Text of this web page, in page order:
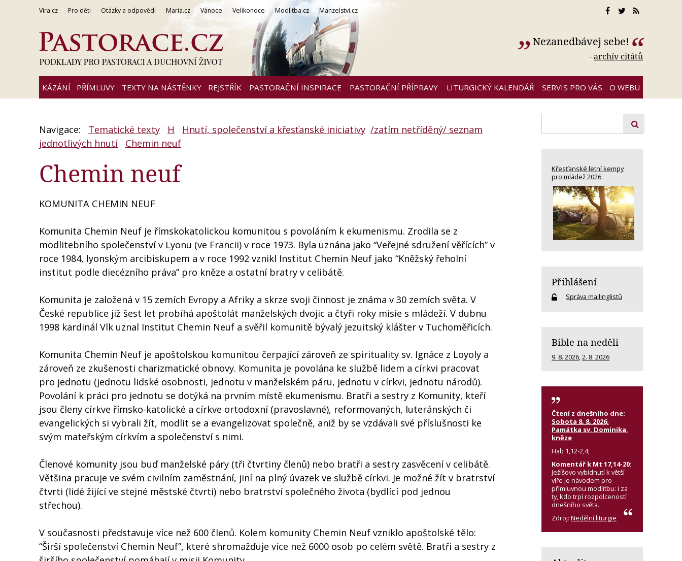
Vira.cz Pro děti Otázky a odpovědi Maria.cz Vánoce Velikonoce Modlitba.cz Manzelstvi.cz
Nezanedbávej sebe!
-archív citátů
KÁZÁNÍ PŘÍMLUVY TEXTY NA NÁSTĚNKY REJSTŘÍK PASTORAČNÍ INSPIRACE PASTORAČNÍ PŘÍPRAVY LITURGICKÝ KALENDÁŘ SERVIS PRO VÁS O WEBU
Navigace: Tematické texty H Hnutí, společenství a křesťanské iniciativy /zatím netříděný/ seznam
jednotlivých hnutí
Chemin neuf
Chemin neuf
KOMUNITA CHEMIN NEUF
Komunita Chemin Neuf je římskokatolickou komunitou s povoláním k ekumenismu. Zrodila se z
modlitebního společenství v Lyonu (ve Francii) v roce 1973. Byla uznána jako “Veřejné sdružení věřících” v
roce 1984, lyonským arcibiskupem a v roce 1992 vznikl Institut Chemin Neuf jako “Kněžský řeholní
institut podle diecézního práva” pro kněze a ostatní bratry v celibátě.
Komunita je založená v 15 zemích Evropy a Afriky a skrze svoji činnost je známa v 30 zemích světa. V
České republice již šest let probíhá apoštolát manželských dvojic a čtyři roky misie s mládeží. V dubnu
1998 kardinál Vlk uznal Institut Chemin Neuf a svěřil komunitě bývalý jezuitský klášter v Tuchoměřicích.
Komunita Chemin Neuf je apoštolskou komunitou čerpající zároveň ze spirituality sv. Ignáce z Loyoly a
zároveň ze zkušenosti charizmatické obnovy. Komunita je povolána ke službě lidem a církvi pracovat
pro jednotu (jednotu lidské osobnosti, jednotu v manželském páru, jednotu v církvi, jednotu národů).
Povolání k práci pro jednotu se dotýká na prvním místě ekumenismu. Bratři a sestry z Komunity, kteří
jsou členy církve římsko-katolické a církve ortodoxní (pravoslavné), reformovaných, luteránských či
evangelických si vybrali žít, modlit se a evangelizovat společně, aniž by se vzdávali své příslušnosti ke
svým mateřským církvím a společenství s nimi.
Členové komunity jsou buď manželské páry (tři čtvrtiny členů) nebo bratři a sestry zasvěcení v celibátě.
Většina pracuje ve svém civilním zaměstnání, jiní na plný úvazek ve službě církvi. Je možné žít v bratrství
čtvrti (lidé žijící ve stejné městské čtvrti) nebo bratrství společného života (bydlící pod jednou
střechou).
V současnosti představuje více než 600 členů. Kolem komunity Chemin Neuf vzniklo apoštolské tělo:
“Širší společenství Chemin Neuf”, které shromažďuje více než 6000 osob po celém světě. Bratři a sestry z
Křesťanské letní kempy
pro mládež 2026
Přihlášení
Správa mailinglistů
Bible na neděli
9. 8. 2026 2. 8. 2026
Čtení z dnešního dne:
Sobota 8. 8. 2026,
Památka sv. Dominika,
kněze
Hab 1,12-2,4;
Komentář k Mt 17,14-20:
Ježíšovo vybídnutí k větší
víře je návodem pro
přímluvnou modlitbu: i za
ty, kdo trpí rozpolceností
dnešního světa.
Zdroj: Nedělní liturgie